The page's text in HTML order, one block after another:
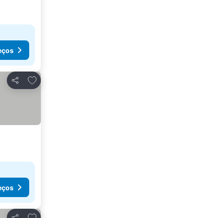
Partilhar
Adicionar aos favoritos
Adicionar aos favoritos